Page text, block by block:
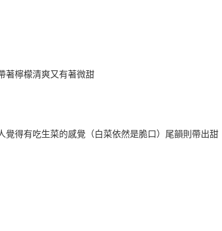
著檸檬清爽又有著微甜
得有吃生菜的感覺（白菜依然是脆口）尾韻則帶出甜